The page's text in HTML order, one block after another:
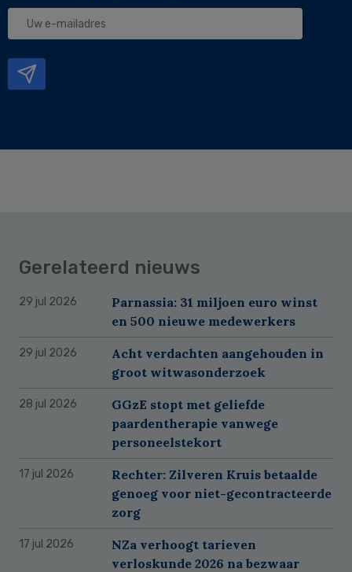
Uw
Gerelateerd nieuws
29 jul 2026
Parnassia: 31 miljoen euro winst
en 500 nieuwe medewerkers
29 jul 2026
Acht verdachten aangehouden in
groot witwasonderzoek
28 jul 2026
GGzE stopt met geliefde
paardentherapie vanwege
personeelstekort
17 jul 2026
Rechter: Zilveren Kruis betaalde
genoeg voor niet-gecontracteerde
zorg
17 jul 2026
NZa verhoogt tarieven
verloskunde 2026 na bezwaar